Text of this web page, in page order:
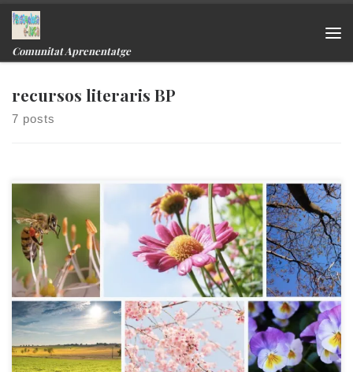
Skip to content
Comunitat Aprenentatge
recursos literaris BP
7 posts
Coneixes alguna dita primaveral?